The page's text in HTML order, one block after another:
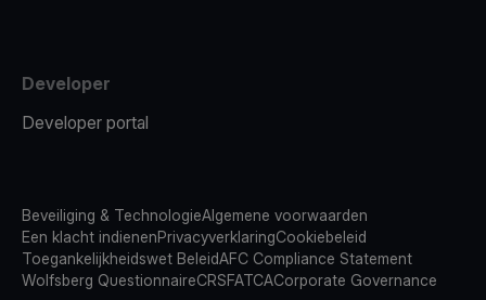
Developer
Developer portal
Beveiliging & TechnologieAlgemene voorwaarden
Een klacht indienenPrivacyverklaringCookiebeleid
Toegankelijkheidswet BeleidAFC Compliance Statement
Wolfsberg QuestionnaireCRSFATCACorporate Governance